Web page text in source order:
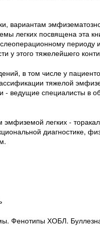
вариантам
легких посвящена эта
периоду
у этого тяжелейшего
в том числе у
тяжелой
- ведущие специалисты в
легких -
диагностике,
Фенотипы ХОБЛ.